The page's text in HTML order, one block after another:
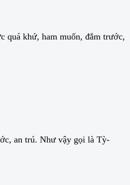
quá khứ, ham muốn, đắm trước,
an trú. Như vậy gọi là Tỳ-